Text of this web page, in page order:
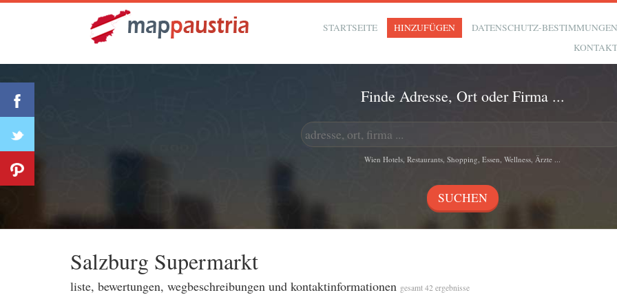
STARTSEITE HINZUFÜGEN
DATENSCHUTZ-
Finde Adresse, Ort oder Firma ...
Wien Hotels, Restaurants, Shopping, Essen, Wellness, Ärzte ...
Salzburg Supermarkt
liste, bewertungen, wegbeschreibungen und kontaktinformationen gesamt 42 ergebnisse